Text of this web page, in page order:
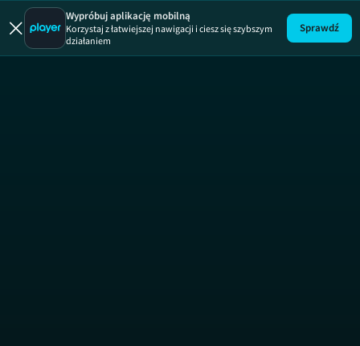
Poltergeist
Wypróbuj aplikację mobilną
Korzystaj z łatwiejszej nawigacji i ciesz się szybszym
działaniem
Sprawdź